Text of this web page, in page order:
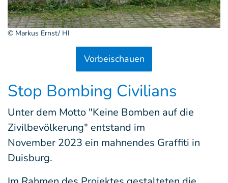
© Markus Ernst/ HI
Vorbeischauen
Stop Bombing Civilians
Unter dem Motto "Keine Bomben auf die
Zivilbevölkerung" entstand im
November 2023 ein mahnendes Graffiti in
Duisburg.